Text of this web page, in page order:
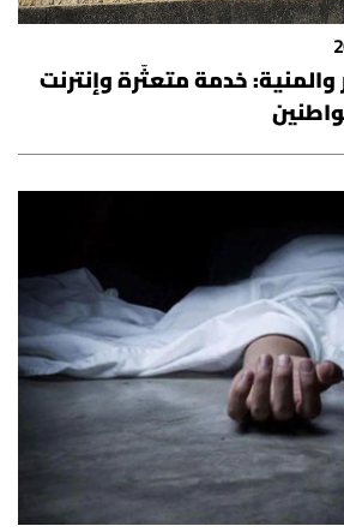
والمنية: خدمة متعثّرة وإنترنت